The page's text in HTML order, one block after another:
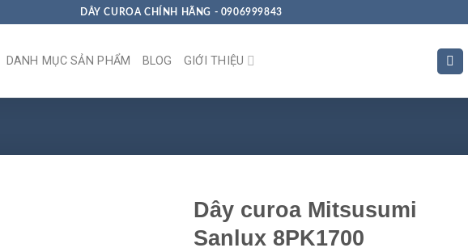
DÂY CUROA CHÍNH HÃNG - 0906999843
DANH MỤC SẢN PHẨM BLOG GIỚI THIỆU
Dây curoa Mitsusumi
Sanlux 8PK1700